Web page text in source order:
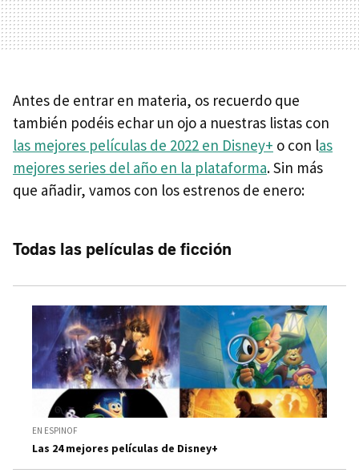
Antes de entrar en materia, os recuerdo que
también podéis echar un ojo a nuestras listas con
las mejores películas de 2022 en Disney+ o con las
mejores series del año en la plataforma. Sin más
que añadir, vamos con los estrenos de enero:
Todas las películas de ficción
EN ESPINOF
Las 24 mejores películas de Disney+